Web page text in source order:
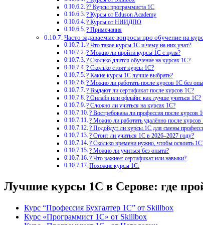
?‍? Курсы программиста 1С
? Курсы от Eduson Academy
? Курсы от НИИДПО
? Примечания
Часто задаваемые вопросы про обучение на
? Что такое курсы 1С и чему на них учат?
? Можно ли пройти курсы 1С с нуля?
? Сколько длится обучение на курсах 1С?
? Сколько стоят курсы 1С?
? Какие курсы 1С лучше выбрать?
? Можно ли работать после курсов 1С без
? Выдают ли сертификат после курсов 1С?
? Онлайн или офлайн: как лучше учиться 1С?
? Сложно ли учиться на курсах 1С?
? Востребована ли профессия после курсов
? Можно ли работать удалённо после курсов
? Подойдут ли курсы 1С для смены
? Стоит ли учиться 1С в 2026–2027 году?
? Сколько времени нужно, чтобы освоить
? Можно ли учиться без опыта?
? Что важнее: сертификат или навыки?
Похожие курсы 1С:
Лучшие курсы 1С в Серове: где
Курс “Профессия Бухгалтер 1С” от Skillbox
Курс «Программист 1С» от Skillbox